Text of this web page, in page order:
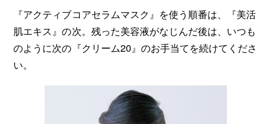
『アクティブコアセラムマスク』を使う順番は、『美活
肌エキス』の次。残った美容液がなじんだ後は、いつも
のように次の『クリーム20』のお手当てを続けてくださ
い。